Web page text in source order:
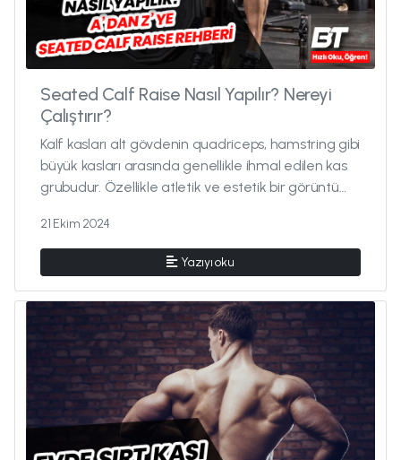
Seated Calf Raise Nasıl Yapılır? Nereyi
Çalıştırır?
Kalf kasları alt gövdenin quadriceps, hamstring gibi
büyük kasları arasında genellikle ihmal edilen kas
grubudur. Özellikle atletik ve estetik bir görüntü
21 Ekim 2024
Yazıyı oku